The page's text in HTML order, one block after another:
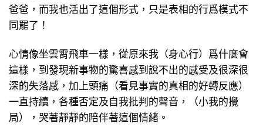
爸爸，而我也活出了這個形式，只是表相的行爲模式不
同罷了！
心情像坐雲霄飛車一樣，從原來我（身心行）爲什麼會
這樣，到發現新事物的驚喜感到說不出的感受及很深很
深的失落感，加上頭痛（看見事實的真相的好轉反應）
一直持續，各種否定及自我批判的聲音，（小我的攪
局），哭著靜靜的陪伴著這個情緒。